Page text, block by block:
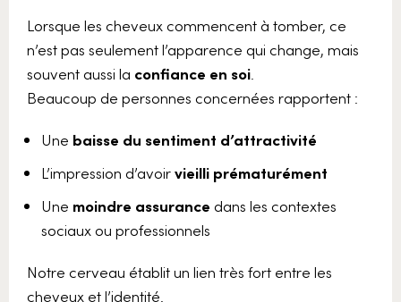
Lorsque les cheveux commencent à tomber, ce
n’est pas seulement l’apparence qui change, mais
souvent aussi la confiance en soi.
Beaucoup de personnes concernées rapportent :
Une baisse du sentiment d’attractivité
L’impression d’avoirvieilli prématurément
Une moindre assurance dans les contextes
sociaux ou professionnels
Notre cerveau établit un lien très fort entre les
cheveux et l’identité.